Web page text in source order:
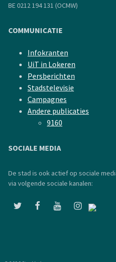
BE 0212 194 131 (OCMW)
COMMUNICATIE
Infokranten
UiT in Lokeren
Persberichten
Stadstelevisie
Campagnes
Andere publicaties
9160
SOCIALE MEDIA
De stad is ook actief op sociale
via volgende sociale kanalen: